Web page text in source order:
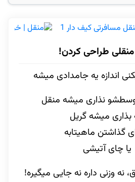
طراحی کردن!
اندازه یه جامدادی میشه
نذاری میشه منقل
بذاری میشه گریل
گذاشتن ماهیتابه
یا چای آتیشی
نه وزنی داره نه جایی میگیره!